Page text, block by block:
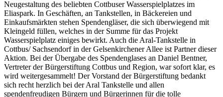
Neugestaltung des beliebten Cottbuser Wasserspielplatzes im
Eliaspark. In Geschäften, an Tankstellen, in Bäckereien und
Einkaufsmärkten stehen Spendengläser, die sich überwiegend mit
Kleingeld füllen, welches in der Summe für das Projekt
Wasserspielplatz einiges bewirkt. Auch die Aral-Tankstelle in
Cottbus/ Sachsendorf in der Gelsenkirchener Allee ist Partner dieser
Aktion. Bei der Übergabe des Spendenglases an Daniel Bentner,
Vertreter der Bürgerstiftung Cottbus und Region, war sofort klar, es
wird weitergesammelt! Der Vorstand der Bürgerstiftung bedankt
sich recht herzlich bei der Aral Tankstelle und allen
spendenfreudigen Bürgern und Bürgerinnen für die tolle